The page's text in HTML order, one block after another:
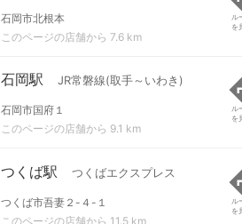
石岡市北根本
このページの店舗から 7.6 km
ル
を
石岡駅 JR常磐線(取手～いわき)
石岡市国府１
このページの店舗から 9.1 km
ル
を
つくば駅 つくばエクスプレス
つくば市吾妻２-４-１
このページの店舗から 11.5 km
ル
を